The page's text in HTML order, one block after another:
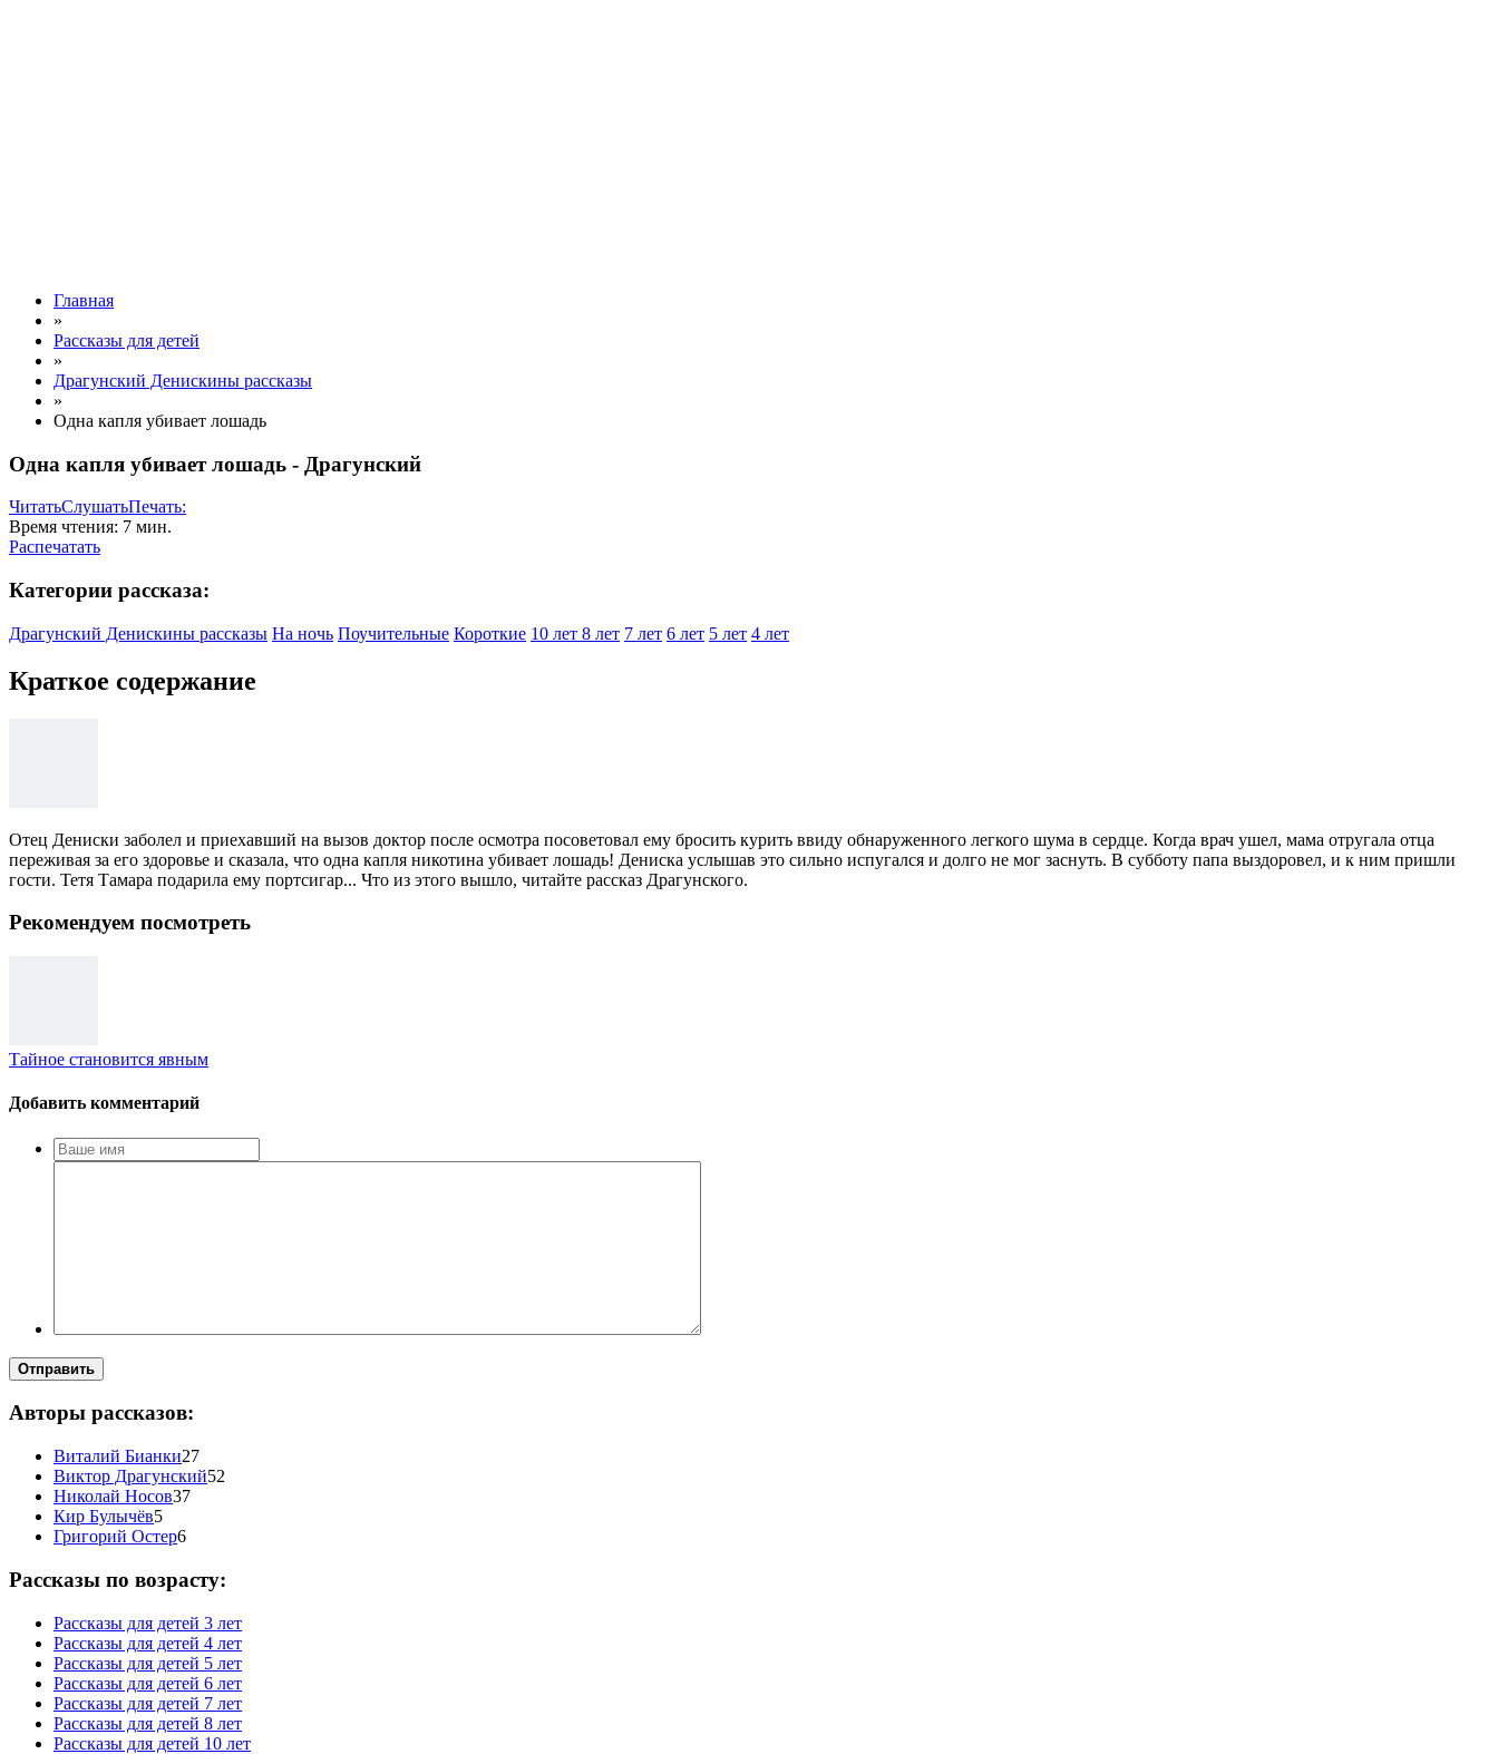
Главная
»
Рассказы для детей
»
Драгунский Денискины рассказы
»
Одна капля убивает лошадь
Одна капля убивает лошадь - Драгунский
ЧитатьСлушатьПечать:
Время чтения: 7 мин.
Распечатать
Категории рассказа:
Драгунский Денискины рассказы На ночь Поучительные Короткие 10 лет 8 лет 7 лет 6 лет 5 лет 4 лет
Краткое содержание
Отец Дениски заболел и приехавший на вызов доктор после осмотра посоветовал ему бросить курить ввиду обнаруженного легкого шума в сердце. Когда врач ушел, мама отругала отца
переживая за его здоровье и сказала, что одна капля никотина убивает лошадь! Дениска услышав это сильно испугался и долго не мог заснуть. В субботу папа выздоровел, и к ним пришли
гости. Тетя Тамара подарила ему портсигар... Что из этого вышло, читайте рассказ Драгунского.
Рекомендуем посмотреть
Тайное становится явным
Добавить комментарий
Отправить
Авторы рассказов:
Виталий Бианки27
Виктор Драгунский52
Николай Носов37
Кир Булычёв5
Григорий Остер6
Рассказы по возрасту:
Рассказы для детей 3 лет
Рассказы для детей 4 лет
Рассказы для детей 5 лет
Рассказы для детей 6 лет
Рассказы для детей 7 лет
Рассказы для детей 8 лет
Рассказы для детей 10 лет